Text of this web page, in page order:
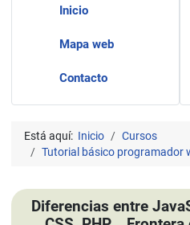
Inicio
Mapa web
Contacto
Está aquí: Inicio
Cursos
Tutorial básico programador
Diferencias entre